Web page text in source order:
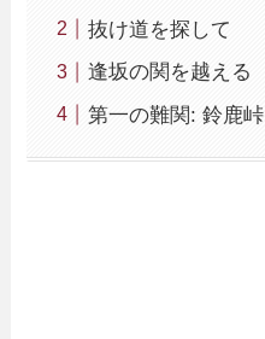
抜け道を探して
逢坂の関を越える
第一の難関: 鈴鹿峠